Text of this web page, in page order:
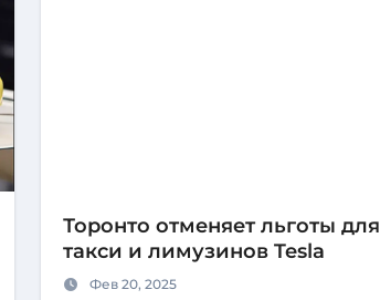
Торонто отменяет льготы для
такси и лимузинов Tesla
Фев 20, 2025